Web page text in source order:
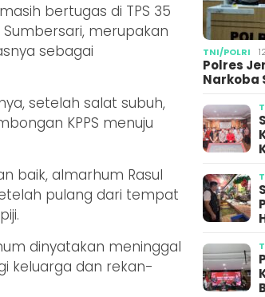
bertugas di TPS 35
merupakan
sebagai
setelah salat subuh,
KPPS menuju
baik, almarhum Rasul
pulang dari tempat
dinyatakan meninggal
keluarga dan rekan-
TNI/POLRI
Polres
Narkoba